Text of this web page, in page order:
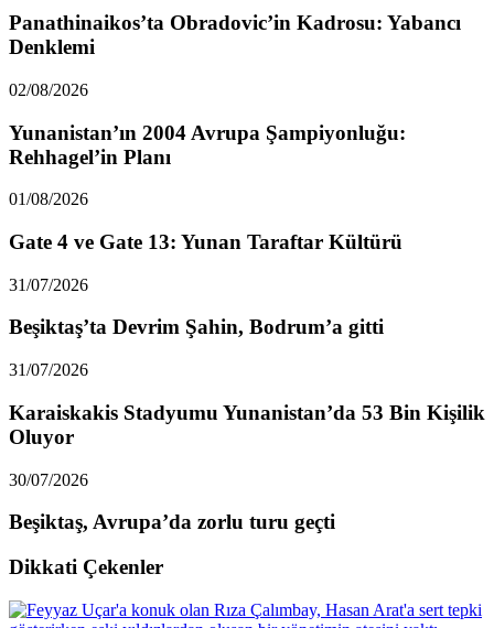
Panathinaikos’ta Obradovic’in Kadrosu: Yabancı
Denklemi
02/08/2026
Yunanistan’ın 2004 Avrupa Şampiyonluğu:
Rehhagel’in Planı
01/08/2026
Gate 4 ve Gate 13: Yunan Taraftar Kültürü
31/07/2026
Beşiktaş’ta Devrim Şahin, Bodrum’a gitti
31/07/2026
Karaiskakis Stadyumu Yunanistan’da 53 Bin Kişilik
Oluyor
30/07/2026
Beşiktaş, Avrupa’da zorlu turu geçti
Dikkati Çekenler